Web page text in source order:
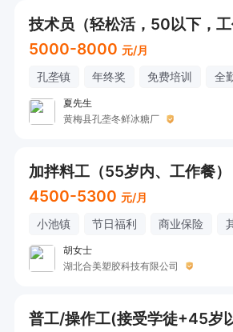
技术员（轻松活，50以下，工
5000-8000 元/月
孔垄镇 年终奖 免费培训 全
夏先生
黄梅县孔垄冬鲜冰糖厂
加拌料工（55岁内、工作餐）
4500-5300 元/月
小池镇 节日福利 商业保险
胡女士
湖北合美塑胶科技有限公司